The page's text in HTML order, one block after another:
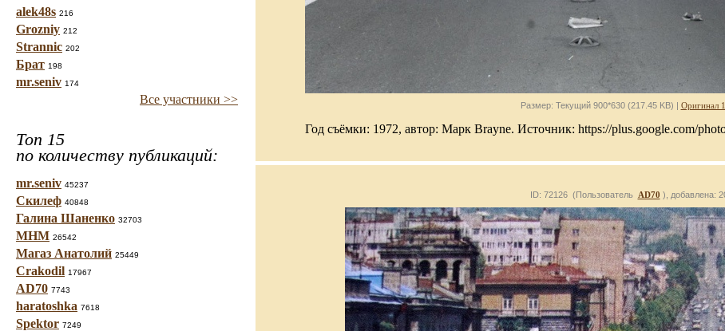
alek48s 216
Grozniy 212
Strannic 202
Брат 198
mr.seniv 174
Все участники >>
Топ 15
по количеству публикаций:
mr.seniv 45237
Скилеф 40848
Галина Шаненко 32703
МНМ 26542
Магаз Анатолий 25449
Crakodil 17967
AD70 7743
haratoshka 7618
Spektor 7249
Размер: Текущий 900*630 (217.45 KB) | Оригинал
Год съёмки: 1972, автор: Марк Brayne. Источник: https://plus.google.com/
ID: 72126 (Пользователь AD70 ), добавлена: